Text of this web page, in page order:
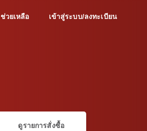
ช่วยเหลือ เข้าสู่ระบบ/ลงทะเบียน
ดูรายการสั่งซื้อ